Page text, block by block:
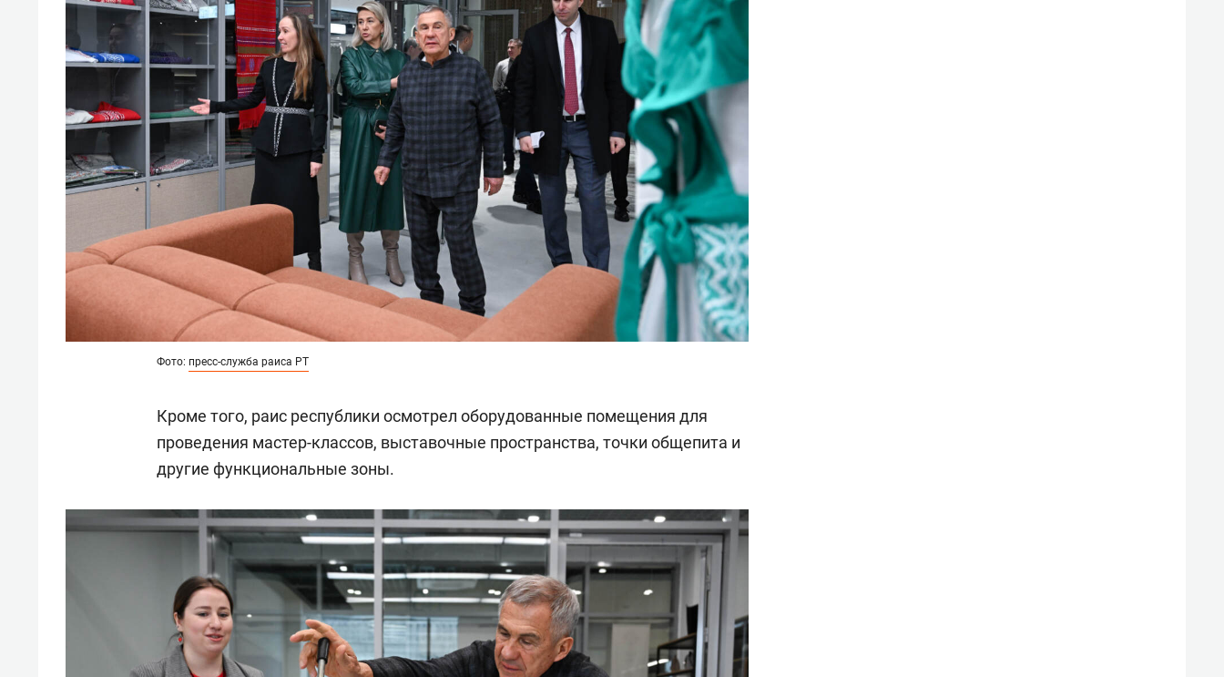
Фото: пресс-служба раиса РТ
Кроме того, раис республики осмотрел оборудованные помещения для
проведения мастер-классов, выставочные пространства, точки общепита и
другие функциональные зоны.